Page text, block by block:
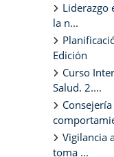
Liderazgo
la n...
Edición
Curso
Salud. 2....
Vigilancia
toma ...